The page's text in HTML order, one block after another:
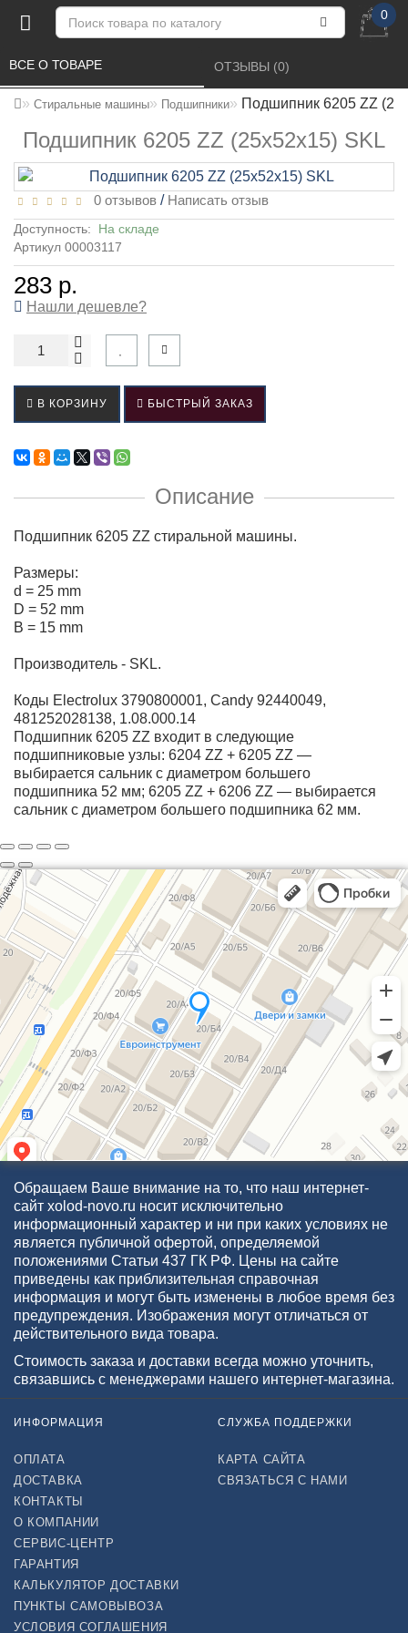
0
Стиральные машины Подшипники Подшипник 6205 ZZ
Подшипник 6205 ZZ (25x52x15) SKL
ВСЕ О ТОВАРЕ ОТЗЫВЫ (0)
0 отзывов / Написать отзыв
Доступность: На складе
Артикул 00003117
283 р.
Нашли дешевле?
В КОРЗИНУ БЫСТРЫЙ ЗАКАЗ
Описание
Подшипник 6205 ZZ стиральной машины.
Размеры:
d = 25 mm
D = 52 mm
B = 15 mm
Производитель - SKL.
Коды Electrolux 3790800001, Candy 92440049,
481252028138, 1.08.000.14
Подшипник 6205 ZZ входит в следующие
подшипниковые узлы: 6204 ZZ + 6205 ZZ —
выбирается сальник с диаметром большего
подшипника 52 мм; 6205 ZZ + 6206 ZZ — выбирается
сальник с диаметром большего подшипника 62 мм.
Обращаем Ваше внимание на то, что наш интернет-
сайт xolod-novo.ru носит исключительно
информационный характер и ни при каких условиях не
является публичной офертой, определяемой
положениями Статьи 437 ГК РФ. Цены на сайте
приведены как приблизительная справочная
информация и могут быть изменены в любое время без
предупреждения. Изображения могут отличаться от
действительного вида товара.
Стоимость заказа и доставки всегда можно уточнить,
связавшись с менеджерами нашего интернет-магазина.
ИНФОРМАЦИЯ
ОПЛАТА
ДОСТАВКА
КОНТАКТЫ
О КОМПАНИИ
СЕРВИС-ЦЕНТР
ГАРАНТИЯ
КАЛЬКУЛЯТОР ДОСТАВКИ
ПУНКТЫ САМОВЫВОЗА
УСЛОВИЯ СОГЛАШЕНИЯ
СЛУЖБА ПОДДЕРЖКИ
КАРТА САЙТА
СВЯЗАТЬСЯ С НАМИ